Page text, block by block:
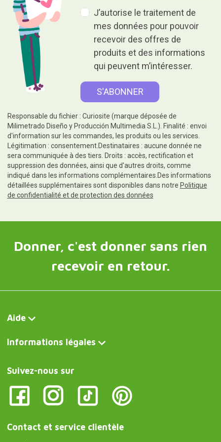
J’autorise le traitement de
mes données pour pouvoir
recevoir des offres de
produits et des informations
qui peuvent m’intéresser.
Responsable du fichier : Curiosite (marque déposée de
Milimetrado Diseño y Producción Multimedia S.L.). Finalité : envoi
d'information sur les commandes, les produits ou les services.
Légitimation : consentement.Destinataires : aucune donnée ne
sera communiquée à des tiers. Droits : accès, rectification et
suppression des données, ainsi que d'autres droits, comme
indiqué dans les informations complémentaires.Des informations
détaillées supplémentaires sont disponibles dans notre Politique
de confidentialité et de protection des données
Donner, c'est donner sans rien
recevoir en retour.
Aide
Informations légales
Suivez-nous sur
Contact et service clientèle